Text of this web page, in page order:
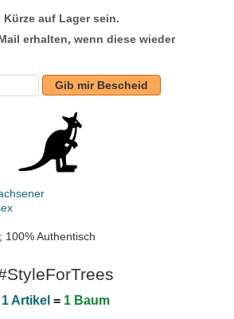
auf Lager sein.
erhalten, wenn diese wieder
Gib mir Bescheid
100% Authentisch
1 Artikel = 1 Baum